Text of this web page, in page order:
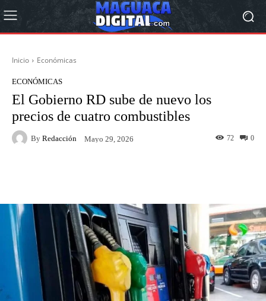
Inicio Económicas
ECONÓMICAS
El Gobierno RD sube de nuevo los
precios de cuatro combustibles
By Redacción Mayo 29, 2026 0
72